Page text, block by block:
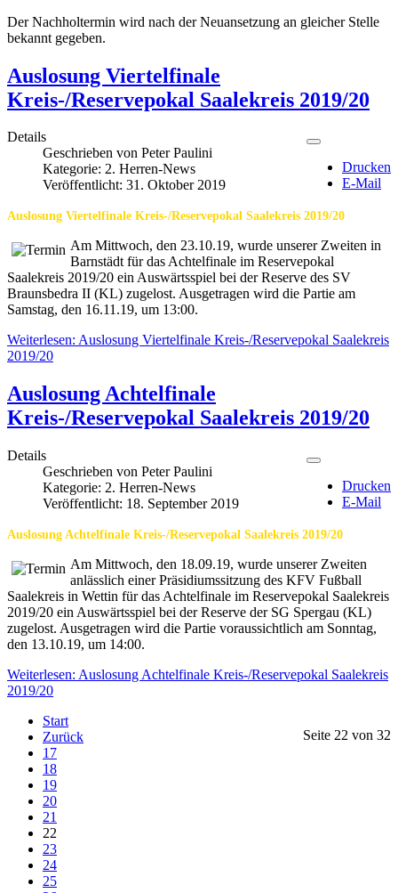
Der Nachholtermin wird nach der Neuansetzung an gleicher Stelle
bekannt gegeben.
Auslosung Viertelfinale
Kreis-/Reservepokal Saalekreis 2019/20
Drucken
E-Mail
Details
Geschrieben von Peter Paulini
Kategorie: 2. Herren-News
Veröffentlicht: 31. Oktober 2019
Auslosung Viertelfinale Kreis-/Reservepokal Saalekreis 2019/20
Am Mittwoch, den 23.10.19, wurde unserer Zweiten in
Barnstädt für das Achtelfinale im Reservepokal
Saalekreis 2019/20 ein Auswärtsspiel bei der Reserve des SV
Braunsbedra II (KL) zugelost. Ausgetragen wird die Partie am
Samstag, den 16.11.19, um 13:00.
Weiterlesen: Auslosung Viertelfinale Kreis-/Reservepokal Saalekreis
2019/20
Auslosung Achtelfinale
Kreis-/Reservepokal Saalekreis 2019/20
Drucken
E-Mail
Details
Geschrieben von Peter Paulini
Kategorie: 2. Herren-News
Veröffentlicht: 18. September 2019
Auslosung Achtelfinale Kreis-/Reservepokal Saalekreis 2019/20
Am Mittwoch, den 18.09.19, wurde unserer Zweiten
anlässlich einer Präsidiumssitzung des KFV Fußball
Saalekreis in Wettin für das Achtelfinale im Reservepokal Saalekreis
2019/20 ein Auswärtsspiel bei der Reserve der SG Spergau (KL)
zugelost. Ausgetragen wird die Partie voraussichtlich am Sonntag,
den 13.10.19, um 14:00.
Weiterlesen: Auslosung Achtelfinale Kreis-/Reservepokal Saalekreis
2019/20
Seite 22 von 32
Start
Zurück
17
18
19
20
21
22
23
24
25